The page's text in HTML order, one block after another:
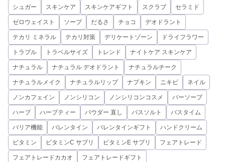
シュガー スキンケア スキンケアギフト スクラブ セラミド
ゼロウェイスト ソープ だるさ チョコ デオドラント
テカリ ミネラル テカリ対策 デリケートゾーン ドライフラワー
トラブル トラベルサイズ トレンド ナイトケア スキンケア
ナチュラル ナチュラル デオドラント ナチュラルチーク
ナチュラルメイク ナチュラルリップ ナプキン ニキビ ネイル
ノンカフェイン ノンシリコン ノンシリコンコスメ バーソープ
ハーブ ハーブティー パウダー 直し バスソルト バスタイム
バリア機能 バレンタイン バレンタインギフト ハンドクリーム
ビタミン ビタミンC サプリ ビタミンE サプリ フェアトレード
フェアトレードカカオ フェアトレードギフト